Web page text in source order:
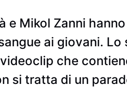
e Mikol Zanni
ai giovani. Lo
che
si tratta di un